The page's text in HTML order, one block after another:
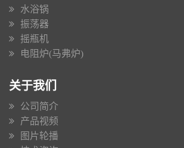
水浴锅
振荡器
摇瓶机
电阻炉(马弗炉)
关于我们
公司简介
产品视频
图片轮播